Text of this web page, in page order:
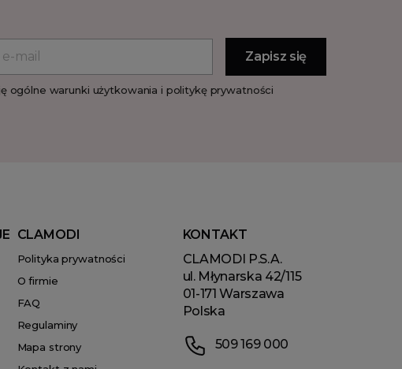
ogólne warunki użytkowania i politykę prywatności
CLAMODI
Polityka prywatności
O firmie
FAQ
Regulaminy
Mapa strony
KONTAKT
CLAMODI P.S.A.
ul. Młynarska 42/115
01-171 Warszawa
Polska
509 169 000